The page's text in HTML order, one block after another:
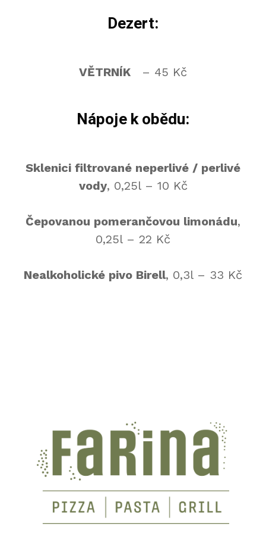
Dezert:
VĚTRNÍK – 45 Kč
Nápoje k obědu:
Sklenici filtrované neperlivé / perlivé
vody, 0,25l – 10 Kč
Čepovanou pomerančovou limonádu,
0,25l – 22 Kč
Nealkoholické pivo Birell, 0,3l – 33 Kč